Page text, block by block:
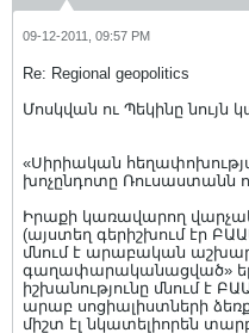
09-12-2011, 09:57 PM
Re: Regional geopolitics
Մոսկվան ու Պեկինը նույն
«Սիրիական
խոչընդոտը Ռուսաստանն
Իրաքի կառավարող
(այստեղ գերիշխում էր
մնում է արաբական
գաղափարականացված»
իշխանությունը մնում է
արաբ սոցիալիստների
միշտ էլ նկատելիորեն